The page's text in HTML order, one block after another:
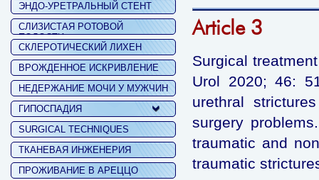
ЭНДО-УРЕТРАЛЬНЫЙ СТЕНТ
СЛИЗИСТАЯ РОТОВОЙ
ПОЛОСТИ
СКЛЕРОТИЧЕСКИЙ ЛИХЕН
ВРОЖДЕННОЕ ИСКРИВЛЕНИЕ
НЕДЕРЖАНИЕ МОЧИ У МУЖЧИН
ГИПОСПАДИЯ
SURGICAL TECHNIQUES
ТКАНЕВАЯ ИНЖЕНЕРИЯ
ПРОЖИВАНИЕ В АРЕЦЦО
Article 3
Surgical
Urol 2020; 46:
urethral
surgery
traumatic and
traumatic